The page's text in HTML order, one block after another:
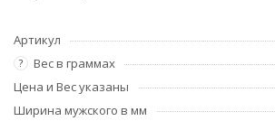
Артикул
? Вес в граммах
Цена и Вес указаны
Ширина мужского в мм